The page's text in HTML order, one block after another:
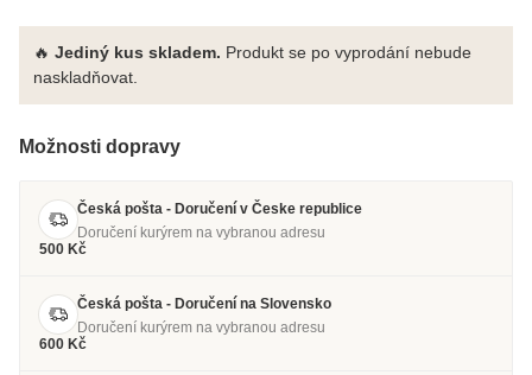
🔥 Jediný kus skladem. Produkt se po vyprodání nebude
naskladňovat.
Možnosti dopravy
Česká pošta - Doručení v Česke republice
Doručení kurýrem na vybranou adresu
500 Kč
Česká pošta - Doručení na Slovensko
Doručení kurýrem na vybranou adresu
600 Kč